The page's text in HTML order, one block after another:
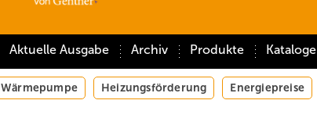
Aktuelle Ausgabe Archiv Produkte Kataloge
Wärmepumpe Heizungsförderung Energiepreise